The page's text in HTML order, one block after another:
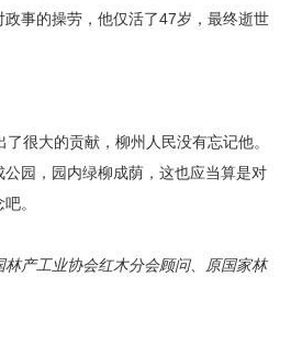
事的操劳，他仅活了47岁，最终逝世
很大的贡献，柳州人民没有忘记他。
园，园内绿柳成荫，这也应当算是对
。
产工业协会红木分会顾问、原国家林